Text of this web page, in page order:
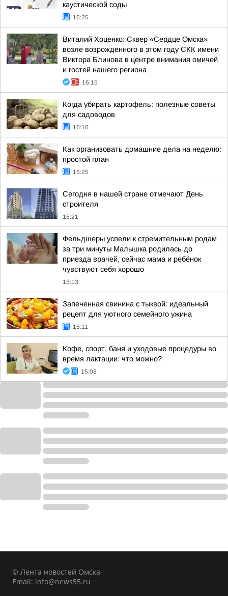
каустической соды
16:25
Виталий Хоценко: Сквер «Сердце Омска»
возле возрожденного в этом году СКК имени
Виктора Блинова в центре внимания омичей
и гостей нашего региона
16:15
Когда убирать картофель: полезные советы
для садоводов
16:10
Как организовать домашние дела на неделю:
простой план
15:25
Сегодня в нашей стране отмечают День
строителя
15:21
Фельдшеры успели к стремительным родам
за три минуты Малышка родилась до
приезда врачей, сейчас мама и ребёнок
чувствуют себя хорошо
15:13
Запеченная свинина с тыквой: идеальный
рецепт для уютного семейного ужина
15:11
Кофе, спорт, баня и уходовые процедуры во
время лактации: что можно?
15:03
© Лента новостей Омска
Email: info@news55.ru